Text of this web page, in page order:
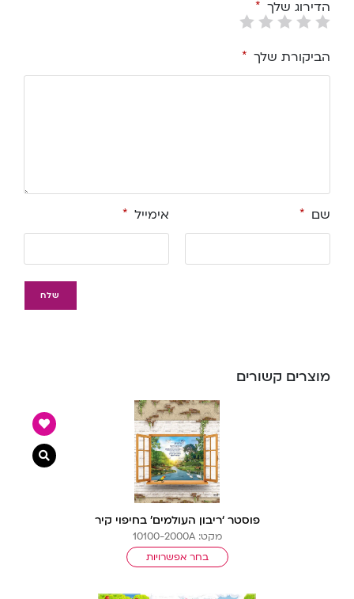
הדירוג שלך *
הביקורת שלך *
שם * אימייל *
מוצרים קשורים
פוסטר ‘ריבון העולמים’ בחיפוי קיר
מקט: 10100-2000A
בחר אפשרויות
צפייה